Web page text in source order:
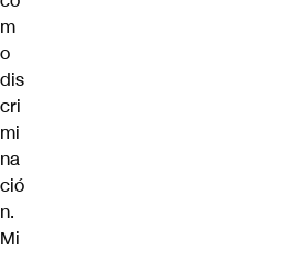
m
o
dis
cri
mi
na
ció
n.
Mi